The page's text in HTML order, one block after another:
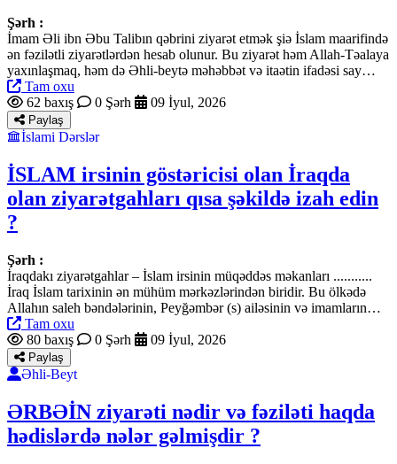
Şərh :
İmam Əli ibn Əbu Talibın qəbrini ziyarət etmək şiə İslam maarifində
ən fəzilətli ziyarətlərdən hesab olunur. Bu ziyarət həm Allah-Təalaya
yaxınlaşmaq, həm də Əhli-beytə məhəbbət və itaətin ifadəsi say…
Tam oxu
62 baxış
0 Şərh 09 İyul, 2026
Paylaş
İslami Dərslər
İSLAM irsinin göstəricisi olan İraqda
olan ziyarətgahları qısa şəkildə izah edin
?
Şərh :
İraqdakı ziyarətgahlar – İslam irsinin müqəddəs məkanları ...........
İraq İslam tarixinin ən mühüm mərkəzlərindən biridir. Bu ölkədə
Allahın saleh bəndələrinin, Peyğəmbər (s) ailəsinin və imamların…
Tam oxu
80 baxış
0 Şərh 09 İyul, 2026
Paylaş
Əhli-Beyt
ƏRBƏİN ziyarəti nədir və fəziləti haqda
hədislərdə nələr gəlmişdir ?